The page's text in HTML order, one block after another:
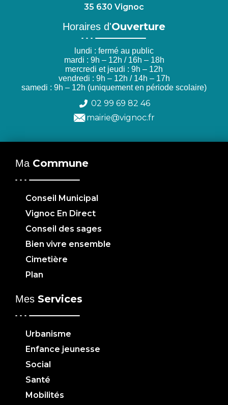
35 630 Vignoc
Horaires d'Ouverture
lundi : fermé au public
mardi : 9h – 12h / 16h – 18h
mercredi et jeudi : 9h – 12h
vendredi : 9h – 12h / 14h – 17h
samedi : 9h – 12h (uniquement en période scolaire)
02 99 69 82 46
mairie@vignoc.fr
Ma Commune
Conseil Municipal
Vignoc En Direct
Conseil des sages
Bien vivre ensemble
Cimetière
Plan
Mes Services
Urbanisme
Enfance jeunesse
Social
Santé
Mobilités